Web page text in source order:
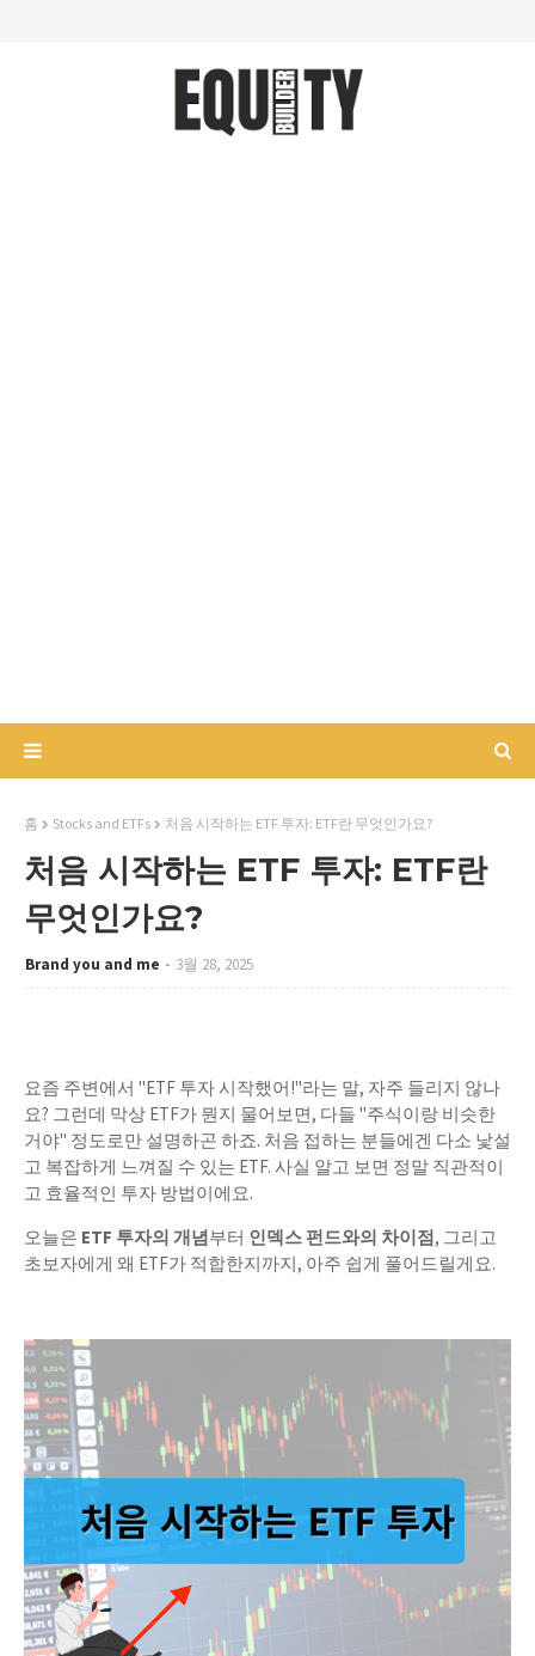
홈 Stocks and ETFs 처음 시작하는 ETF 투자: ETF란 무엇인가요?
처음 시작하는 ETF 투자: ETF란
무엇인가요?
Brand you and me 3월 28, 2025
요즘 주변에서 "ETF 투자 시작했어!"라는 말, 자주 들리지 않나
요? 그런데 막상 ETF가 뭔지 물어보면, 다들 "주식이랑 비슷한
거야" 정도로만 설명하곤 하죠. 처음 접하는 분들에겐 다소 낯설
고 복잡하게 느껴질 수 있는 ETF. 사실 알고 보면 정말 직관적이
고 효율적인 투자 방법이에요.
오늘은 ETF 투자의 개념부터 인덱스 펀드와의 차이점, 그리고
초보자에게 왜 ETF가 적합한지까지, 아주 쉽게 풀어드릴게요.